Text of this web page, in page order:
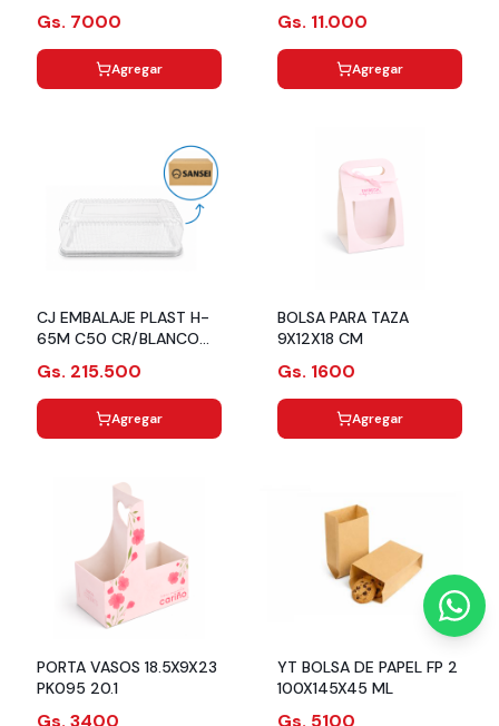
Gs. 7000
Agregar
Gs. 11.000
Agregar
CJ EMBALAJE PLAST H-
65M C50 CR/BLANCO
Gs. 215.500
Agregar
BOLSA PARA TAZA
9X12X18 CM
Gs. 1600
Agregar
PORTA VASOS 18.5X9X23
PK095 20.1
YT BOLSA DE PAPEL FP 2
100X145X45 ML